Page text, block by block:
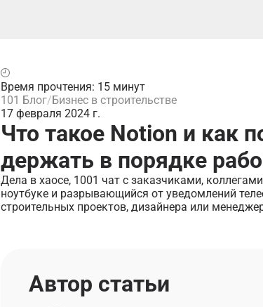
Время прочтения: 15 минут
101 Блог Бизнес в строительстве
17 февраля 2024 г.
Что такое Notion и как
держать в порядке
Дела в хаосе, 1001 чат с заказчиками,
ноутбуке и разрывающийся от уведомлений
строительных проектов, дизайнера или
Автор статьи